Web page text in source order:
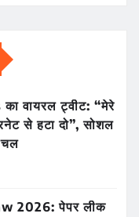
वायरल ट्वीट: “मेरे
से हटा दो”, सोशल
2026: पेपर लीक